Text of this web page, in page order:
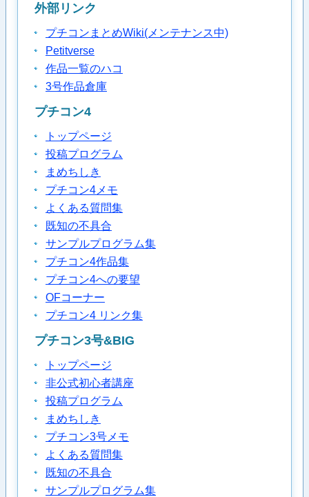
外部リンク
プチコンまとめWiki(メンテナンス中)
Petitverse
作品一覧のハコ
3号作品倉庫
プチコン4
トップページ
投稿プログラム
まめちしき
プチコン4メモ
よくある質問集
既知の不具合
サンプルプログラム集
プチコン4作品集
プチコン4への要望
OFコーナー
プチコン4 リンク集
プチコン3号&BIG
トップページ
非公式初心者講座
投稿プログラム
まめちしき
プチコン3号メモ
よくある質問集
既知の不具合
サンプルプログラム集